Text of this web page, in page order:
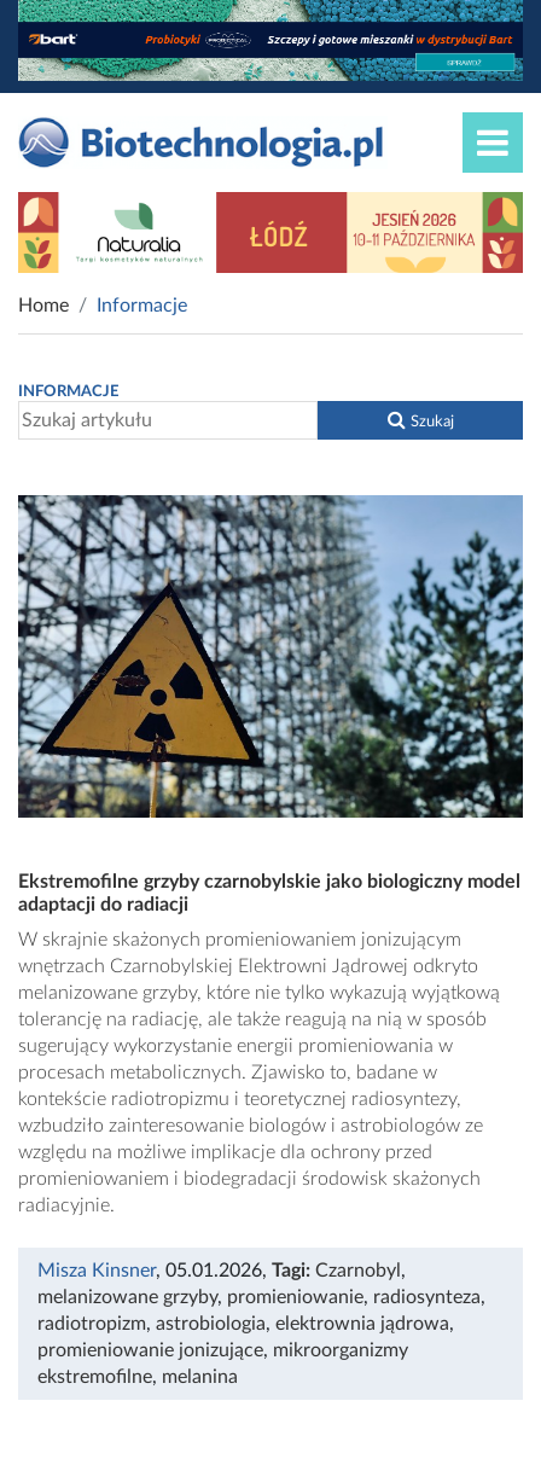
Home Informacje
INFORMACJE
Szukaj
Ekstremofilne grzyby czarnobylskie jako biologiczny model
adaptacji do radiacji
W skrajnie skażonych promieniowaniem jonizującym
wnętrzach Czarnobylskiej Elektrowni Jądrowej odkryto
melanizowane grzyby, które nie tylko wykazują wyjątkową
tolerancję na radiację, ale także reagują na nią w sposób
sugerujący wykorzystanie energii promieniowania w
procesach metabolicznych. Zjawisko to, badane w
kontekście radiotropizmu i teoretycznej radiosyntezy,
wzbudziło zainteresowanie biologów i astrobiologów ze
względu na możliwe implikacje dla ochrony przed
promieniowaniem i biodegradacji środowisk skażonych
radiacyjnie.
Misza Kinsner, 05.01.2026, Tagi: Czarnobyl,
melanizowane grzyby, promieniowanie, radiosynteza,
radiotropizm, astrobiologia, elektrownia jądrowa,
promieniowanie jonizujące, mikroorganizmy
ekstremofilne, melanina